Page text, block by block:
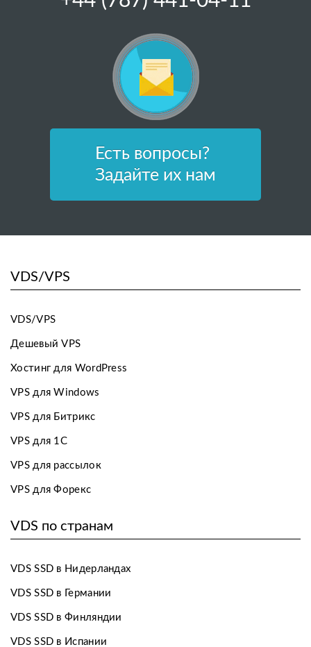
Есть вопросы?
Задайте их нам
VDS/VPS
VDS/VPS
Дешевый VPS
Хостинг для WordPress
VPS для Windows
VPS для Битрикс
VPS для 1С
VPS для рассылок
VPS для Форекс
VDS по странам
VDS SSD в Нидерландах
VDS SSD в Германии
VDS SSD в Финляндии
VDS SSD в Испании